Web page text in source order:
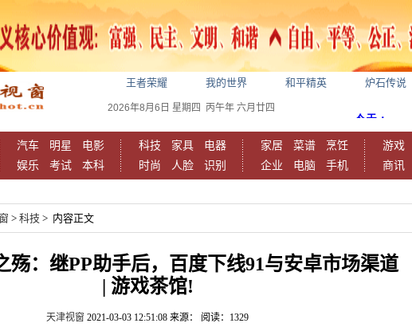
王者荣耀 我的世界 和平精英 炉石传说
2026年8月6日 星期四 丙午年 六月廿四
汽车 明星
电影
娱乐
考试 本科
科技 家具
电器
时尚
人脸 识别
家居 菜谱
烹饪
企业
电脑 手机
游戏
商讯
> 科技 > 内容正文
殇：继PP助手后，百度下线91与安卓市场渠道
| 游戏茶馆!
天津视窗 2021-03-03 12:51:08 来源： 阅读：1329